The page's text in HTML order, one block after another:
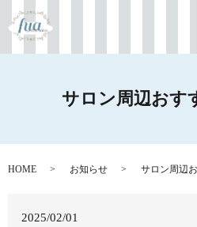
サロン周辺おす
HOME お知らせ サロン周辺
2025/02/01